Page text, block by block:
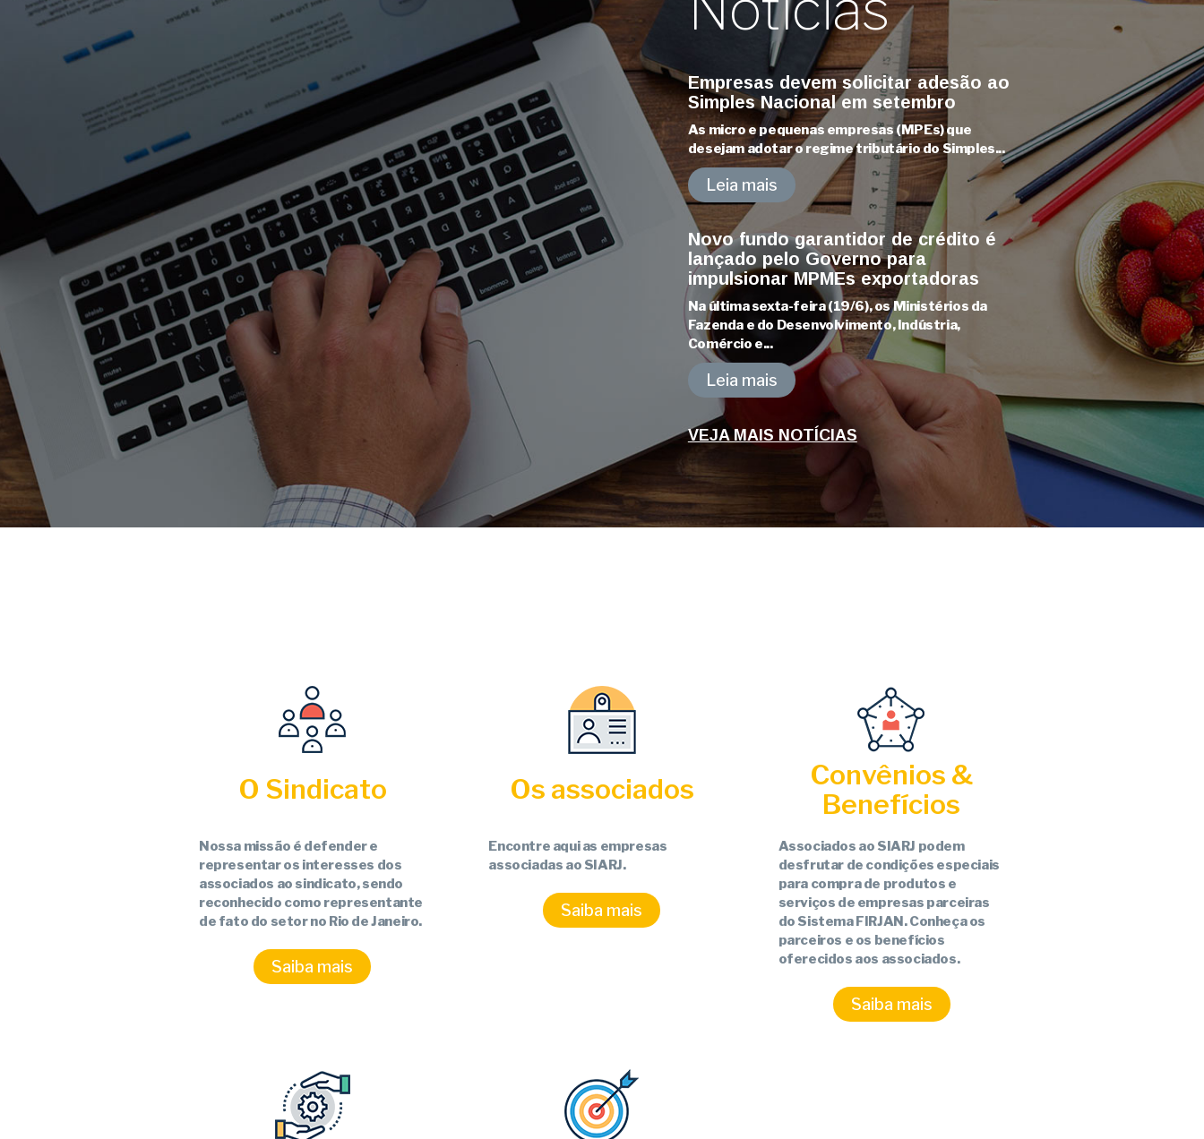
Empresas devem solicitar adesão ao
Simples Nacional em setembro
As micro e pequenas empresas (MPEs) que
desejam adotar o regime tributário do Simples...
Leia mais
Novo fundo garantidor de crédito é
lançado pelo Governo para
impulsionar MPMEs exportadoras
Na última sexta-feira (19/6), os Ministérios da
Fazenda e do Desenvolvimento, Indústria,
Comércio e...
Leia mais
VEJA MAIS NOTÍCIAS
O Sindicato
Nossa missão é defender e
representar os interesses dos
associados ao sindicato, sendo
reconhecido como representante
de fato do setor no Rio de Janeiro.
Saiba mais
Os associados
Encontre aqui as empresas
associadas ao SIARJ.
Saiba mais
Convênios &
Benefícios
Associados ao SIARJ podem
desfrutar de condições especiais
para compra de produtos e
serviços de empresas parceiras
do Sistema FIRJAN. Conheça os
parceiros e os benefícios
oferecidos aos associados.
Saiba mais